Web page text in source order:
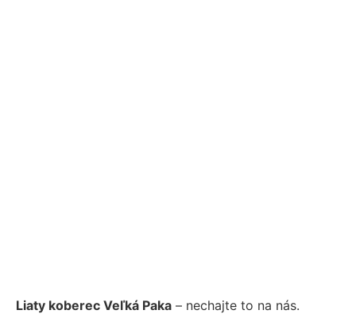
Liaty koberec Veľká Paka – nechajte to na nás.